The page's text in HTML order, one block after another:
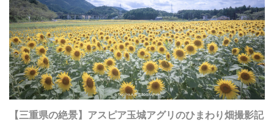
【三重県の絶景】アスピア玉城アグリのひまわり畑撮影記